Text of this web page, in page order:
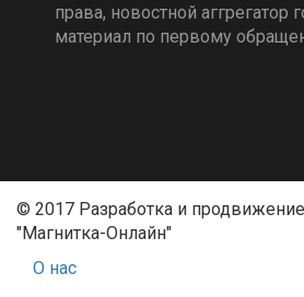
права, новостной аггрегатор
материал по первому
© 2017 Разработка и продвижение
"Магнитка-Онлайн"
О нас